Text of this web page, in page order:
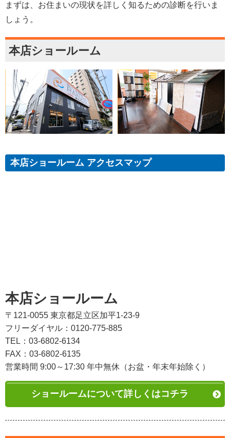
まずは、お住まいの現状を詳しく知るための診断を行いま
しょう。
本店ショールーム
本店ショールーム アクセスマップ
本店ショールーム
〒121-0055 東京都足立区加平1-23-9
フリーダイヤル：0120-775-885
TEL：03-6802-6134
FAX：03-6802-6135
営業時間 9:00～17:30 年中無休（お盆・年末年始除く）
ショールームについて詳しくはコチラ